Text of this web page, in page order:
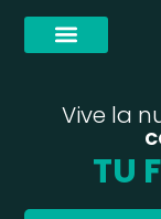
contenido
Vive la
TU